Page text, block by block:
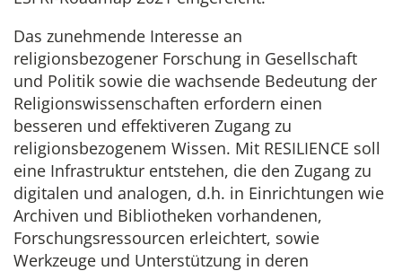
Das zunehmende Interesse an
religionsbezogener Forschung in Gesellschaft
und Politik sowie die wachsende Bedeutung der
Religionswissenschaften erfordern einen
besseren und effektiveren Zugang zu
religionsbezogenem Wissen. Mit RESILIENCE soll
eine Infrastruktur entstehen, die den Zugang zu
digitalen und analogen, d.h. in Einrichtungen wie
Archiven und Bibliotheken vorhandenen,
Forschungsressourcen erleichtert, sowie
Werkzeuge und Unterstützung in deren